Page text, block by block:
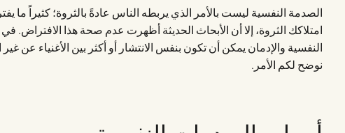
الصدمة النفسية ليست بالأمر الذي يربطه الناس عادةً بالثروة؛ كثيراً ما
امتلاكك الثروة، إلا أن الأبحاث الحديثة أظهرت عدم صحة هذا الافتراض. في
النفسية والإدمان يمكن أن تكون بنفس الانتشار أو أكثر بين الأغنياء عن
نوضح لكم الأمر.